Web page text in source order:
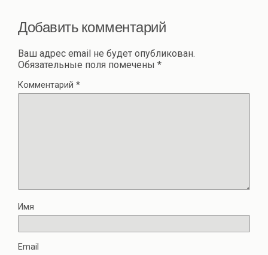
Добавить комментарий
Ваш адрес email не будет опубликован.
Обязательные поля помечены *
Комментарий *
Имя
Email